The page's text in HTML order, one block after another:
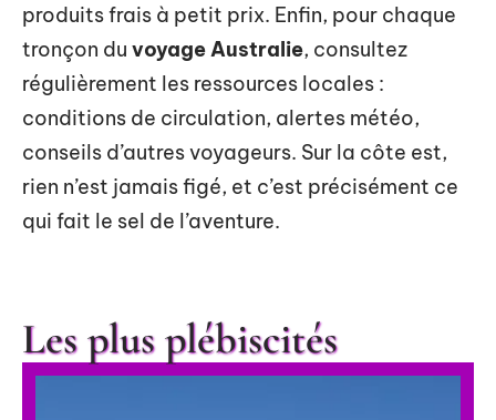
produits frais à petit prix. Enfin, pour chaque
tronçon du voyage Australie, consultez
régulièrement les ressources locales :
conditions de circulation, alertes météo,
conseils d’autres voyageurs. Sur la côte est,
rien n’est jamais figé, et c’est précisément ce
qui fait le sel de l’aventure.
Les plus plébiscités